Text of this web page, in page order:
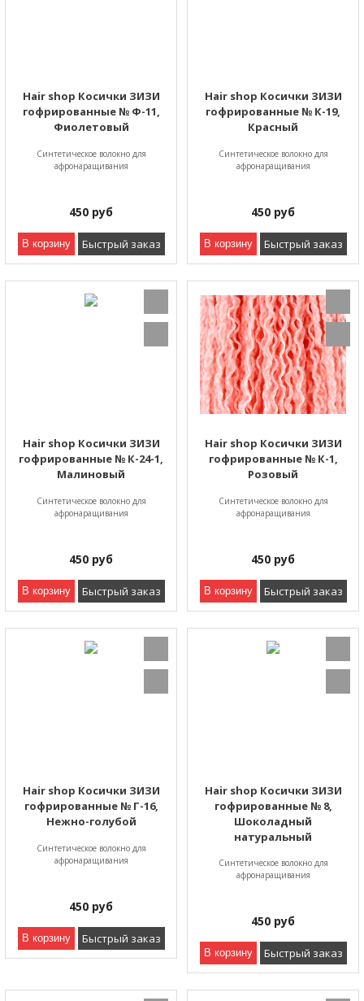
Hair shop Косички ЗИЗИ
гофрированные № Ф-11,
Фиолетовый
Синтетическое волокно для
афронаращивания
450 руб
В корзину Быстрый заказ
Hair shop Косички ЗИЗИ
гофрированные № К-19,
Красный
Синтетическое волокно для
афронаращивания
450 руб
В корзину Быстрый заказ
Hair shop Косички ЗИЗИ
гофрированные № К-24-1,
Малиновый
Синтетическое волокно для
афронаращивания
450 руб
В корзину Быстрый заказ
Hair shop Косички ЗИЗИ
гофрированные № К-1,
Розовый
Синтетическое волокно для
афронаращивания
450 руб
В корзину Быстрый заказ
Hair shop Косички ЗИЗИ
гофрированные № Г-16,
Нежно-голубой
Синтетическое волокно для
афронаращивания
450 руб
В корзину Быстрый заказ
Hair shop Косички ЗИЗИ
гофрированные № 8,
Шоколадный
натуральный
Синтетическое волокно для
афронаращивания
450 руб
В корзину Быстрый заказ